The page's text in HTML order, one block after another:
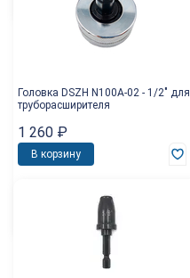
Головка DSZH N100A-02 - 1/2" для
труборасширителя
1 260 ₽
В корзину